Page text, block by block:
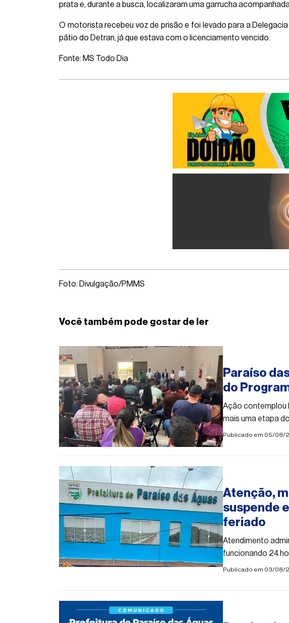
prata e, durante a busca, localizaram uma garrucha
O motorista recebeu voz de prisão e foi levado para a
pátio do Detran, já que estava com o licenciamento vencido.
Fonte: MS Todo Dia
Foto: Divulgação/PMMS
Você também pode gostar de ler
Paraíso
do
Ação contemplou
mais uma etapa
Estado
Publicado em 05/08/
Atenção,
suspende
feriado
Atendimento
funcionando 24
Publicado em 03/08/